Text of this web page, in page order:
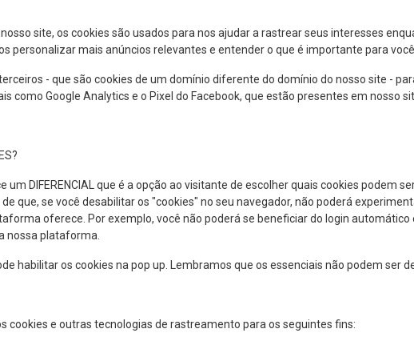
site, os cookies são usados ​​para nos ajudar a rastrear seus interesses
personalizar mais anúncios relevantes e entender o que é importante para você.
- que são cookies de um domínio diferente do domínio do nosso site -
como Google Analytics e o Pixel do Facebook, que estão presentes em nosso
DIFERENCIAL que é a opção ao visitante de escolher quais cookies podem
que, se você desabilitar os "cookies" no seu navegador, não poderá
oferece. Por exemplo, você não poderá se beneficiar do login automático
nossa plataforma.
habilitar os cookies na pop up. Lembramos que os essenciais não podem ser
cookies e outras tecnologias de rastreamento para os seguintes fins: